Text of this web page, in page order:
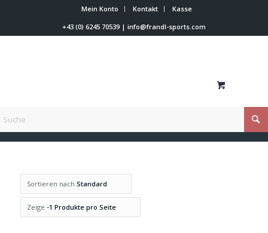
Mein Konto Kontakt
Kasse
+43 (0) 6245 70539| info@frandl-sports.com
Du bist hier:
Sortieren nach Standard
Zeige -1 Produkte pro Seite